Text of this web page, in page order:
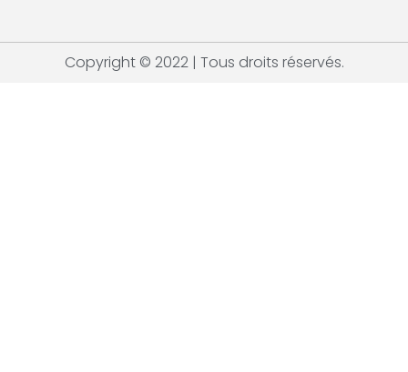
Copyright © 2022 | Tous droits réservés.